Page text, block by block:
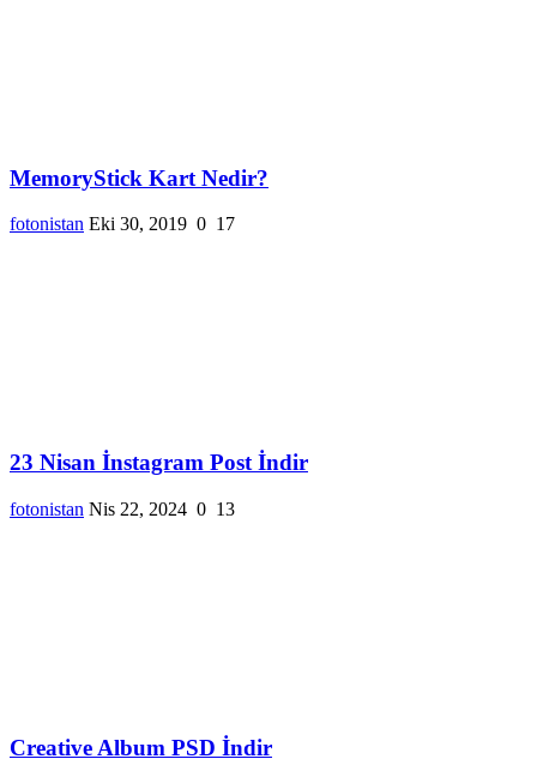
MemoryStick Kart Nedir?
fotonistan Eki 30, 2019 0 17
23 Nisan İnstagram Post İndir
fotonistan Nis 22, 2024 0 13
Creative Album PSD İndir